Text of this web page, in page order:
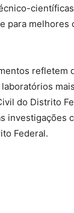
melhores
refletem
do Distrito
investigações
Federal.